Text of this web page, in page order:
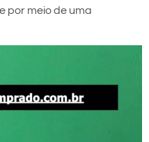
por meio de uma